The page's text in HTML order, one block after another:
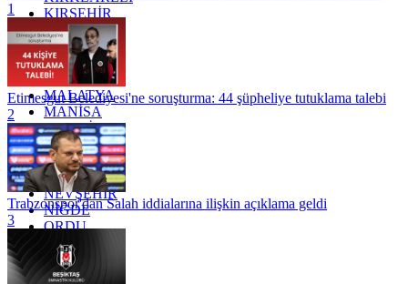
KIRŞEHİR
KOCAELİ
KONYA
KÜTAHYA
KİLİS
MALATYA
MANİSA
MARDİN
MERSİN
MUĞLA
MUŞ
NEVŞEHİR
NİĞDE
ORDU
OSMANİYE
RİZE
SAKARYA
1
Etimesgut Belediyesi'ne soruşturma: 44 şüpheliye tutuklama talebi
2
Trabzonspor'dan Salah iddialarına ilişkin açıklama geldi
3